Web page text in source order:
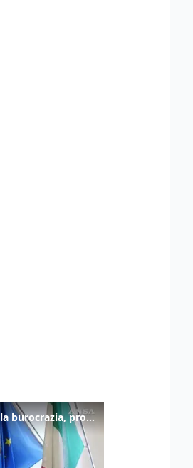
La fibra aiuta l'IA ad abbattere la burocrazia, progetto pilota in Veneto